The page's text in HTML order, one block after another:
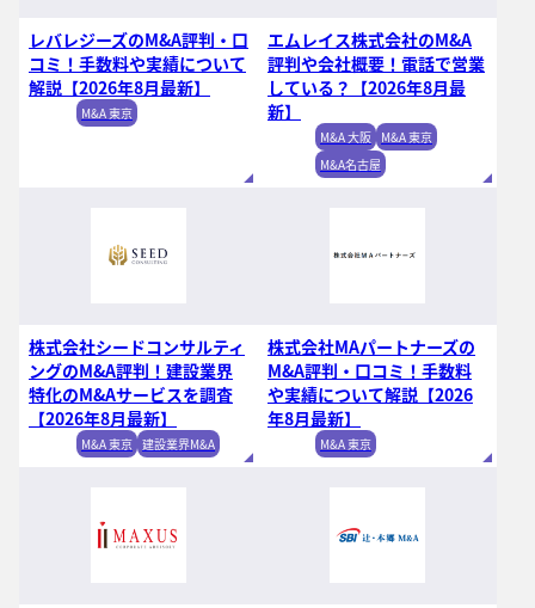
レバレジーズのM&A評判・口
コミ！手数料や実績について
解説【2026年8月最新】
M&A 東京
エムレイス株式会社のM&A
評判や会社概要！電話で営業
している？【2026年8月最
新】
M&A 大阪 M&A 東京
M&A名古屋
株式会社シードコンサルティ
ングのM&A評判！建設業界
特化のM&Aサービスを調査
【2026年8月最新】
M&A 東京 建設業界M&A
株式会社MAパートナーズの
M&A評判・口コミ！手数料
や実績について解説【2026
年8月最新】
M&A 東京